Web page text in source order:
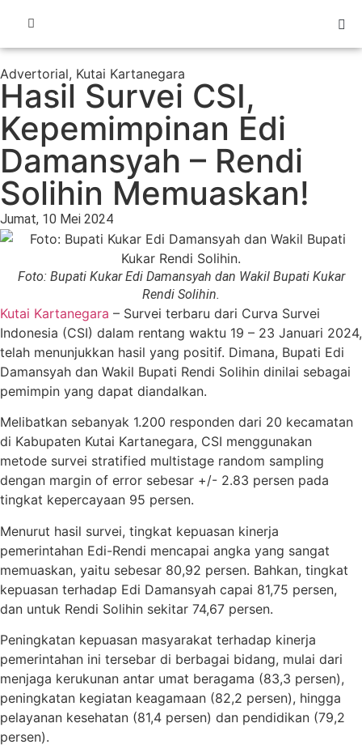
Advertorial, Kutai Kartanegara
Hasil Survei CSI,
Kepemimpinan Edi
Damansyah – Rendi
Solihin Memuaskan!
Jumat, 10 Mei 2024
Foto: Bupati Kukar Edi Damansyah dan Wakil Bupati Kukar
Rendi Solihin.
Kutai Kartanegara – Survei terbaru dari Curva Survei
Indonesia (CSI) dalam rentang waktu 19 – 23 Januari 2024,
telah menunjukkan hasil yang positif. Dimana, Bupati Edi
Damansyah dan Wakil Bupati Rendi Solihin dinilai sebagai
pemimpin yang dapat diandalkan.
Melibatkan sebanyak 1.200 responden dari 20 kecamatan
di Kabupaten Kutai Kartanegara, CSI menggunakan
metode survei stratified multistage random sampling
dengan margin of error sebesar +/- 2.83 persen pada
tingkat kepercayaan 95 persen.
Menurut hasil survei, tingkat kepuasan kinerja
pemerintahan Edi-Rendi mencapai angka yang sangat
memuaskan, yaitu sebesar 80,92 persen. Bahkan, tingkat
kepuasan terhadap Edi Damansyah capai 81,75 persen,
dan untuk Rendi Solihin sekitar 74,67 persen.
Peningkatan kepuasan masyarakat terhadap kinerja
pemerintahan ini tersebar di berbagai bidang, mulai dari
menjaga kerukunan antar umat beragama (83,3 persen),
peningkatan kegiatan keagamaan (82,2 persen), hingga
pelayanan kesehatan (81,4 persen) dan pendidikan (79,2
persen).